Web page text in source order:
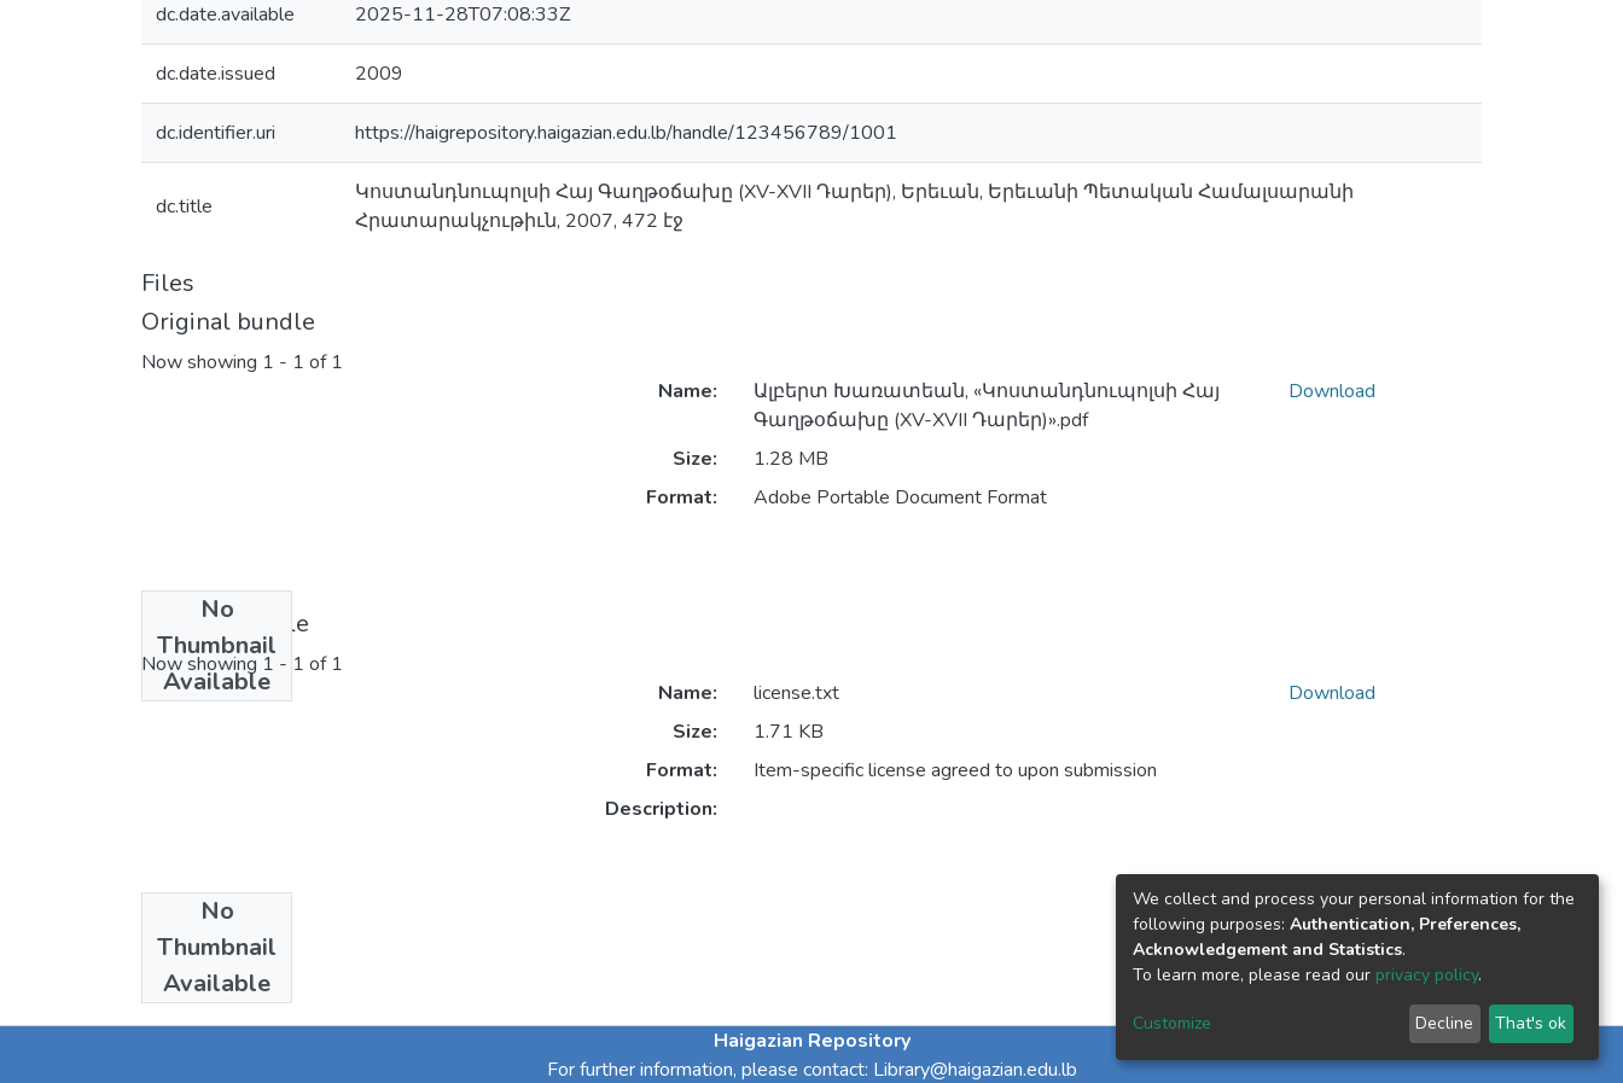
dc.date.available 2025-11-28T07:08:33Z
dc.date.issued 2009
dc.identifier.uri https://haigrepository.haigazian.edu.lb/handle/123456789/1001
dc.title
Կոստանդնուպոլսի Հայ Գաղթօճախը (XV-XVII Դարեր), Երեւան, Երեւանի Պետական Համալսարանի
Հրատարակչութիւն, 2007, 472 էջ
Files
Original bundle
Now showing 1 - 1 of 1
No
Thumbnail
Available
Name:
Ալբերտ Խառատեան, «Կոստանդնուպոլսի Հայ
Գաղթօճախը (XV-XVII Դարեր)».pdf
Size:
1.28 MB
Format:
Adobe Portable Document Format
Download
License bundle
Now showing 1 - 1 of 1
No
Thumbnail
Available
Name:
license.txt
Size:
1.71 KB
Format:
Item-specific license agreed to upon submission
Description:
Download
Collections
Articles
Haigazian Repository
For further information, please contact: Library@haigazian.edu.lb
We collect and process your personal information for the
following purposes: Authentication, Preferences,
Acknowledgement and Statistics.
To learn more, please read our privacy policy.
Customize Decline That's ok